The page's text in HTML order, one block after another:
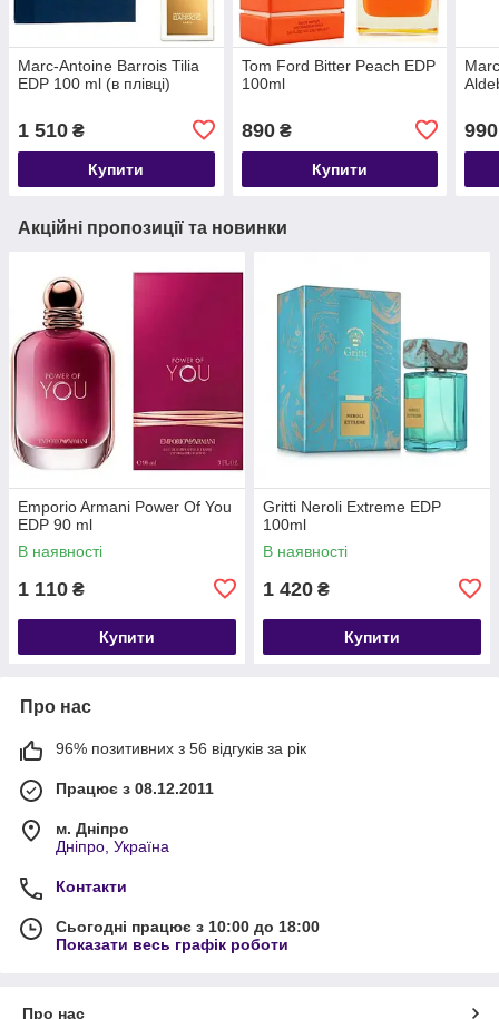
Marc-Antoine Barrois Tilia
EDP 100 ml (в плівці)
1 510 ₴
Купити
Tom Ford Bitter Peach EDP
100ml
890₴
Купити
990
Акційні пропозиції та новинки
Emporio Armani Power Of You
EDP 90 ml
В наявності
1 110 ₴
Купити
Gritti Neroli Extreme EDP
100ml
В наявності
1 420 ₴
Купити
Про нас
96% позитивних з 56 відгуків за рік
Працює з 08.12.2011
м. Дніпро
Дніпро, Україна
Контакти
Сьогодні працює з 10:00 до 18:00
Показати весь графік роботи
Про нас